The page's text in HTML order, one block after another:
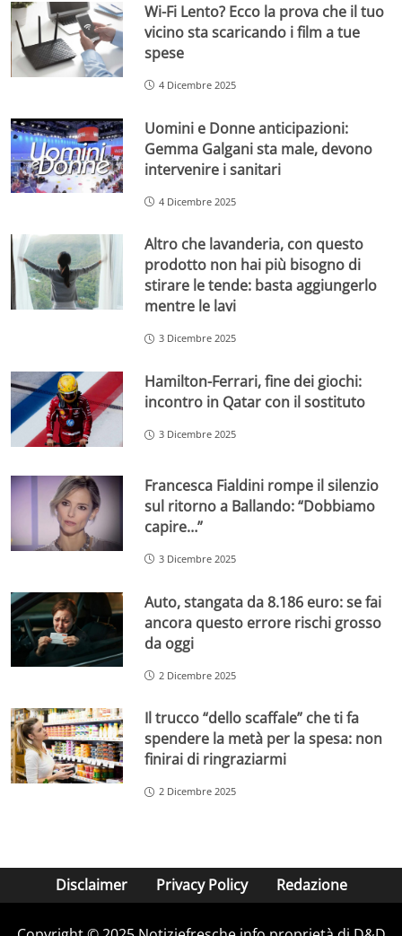
Wi-Fi Lento? Ecco la prova che il tuo
vicino sta scaricando i film a tue
spese
4 Dicembre 2025
Uomini e Donne anticipazioni:
Gemma Galgani sta male, devono
intervenire i sanitari
4 Dicembre 2025
Altro che lavanderia, con questo
prodotto non hai più bisogno di
stirare le tende: basta aggiungerlo
mentre le lavi
3 Dicembre 2025
Hamilton-Ferrari, fine dei giochi:
incontro in Qatar con il sostituto
3 Dicembre 2025
Francesca Fialdini rompe il silenzio
sul ritorno a Ballando: “Dobbiamo
capire…”
3 Dicembre 2025
Auto, stangata da 8.186 euro: se fai
ancora questo errore rischi grosso
da oggi
2 Dicembre 2025
Il trucco “dello scaffale” che ti fa
spendere la metà per la spesa: non
finirai di ringraziarmi
2 Dicembre 2025
Disclaimer Privacy Policy Redazione